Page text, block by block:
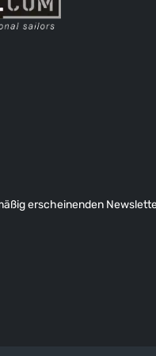
erscheinenden